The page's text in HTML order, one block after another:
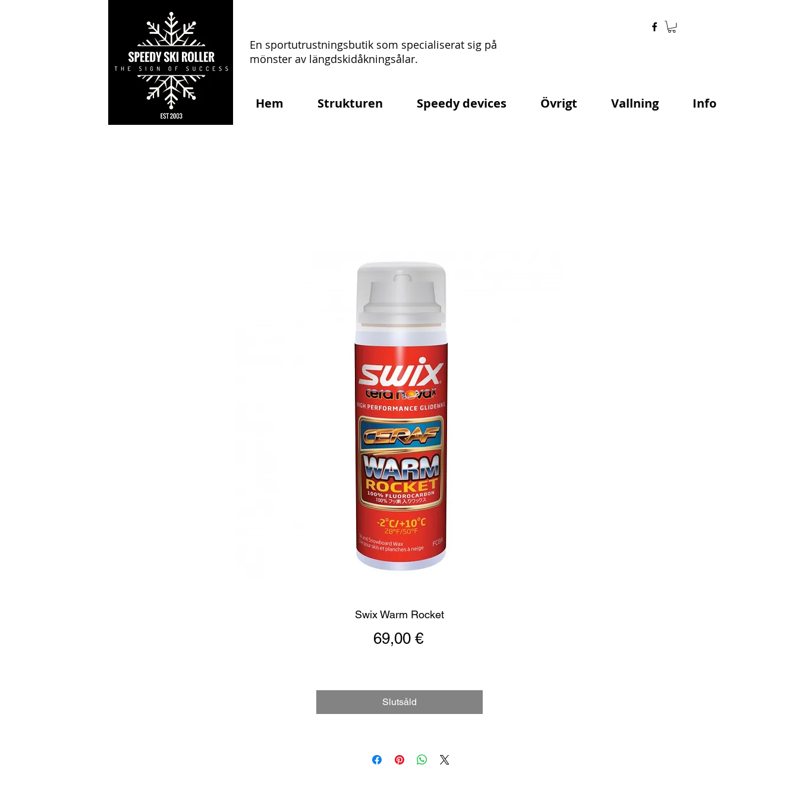
En sportutrustningsbutik som specialiserat sig på
mönster av längdskidåkningsålar.
Hem Strukturen Speedy devices Övrigt Vallning Info
Swix Warm Rocket
69,00 €Pris
Slutsåld